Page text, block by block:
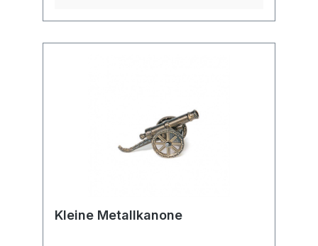
Kleine Metallkanone